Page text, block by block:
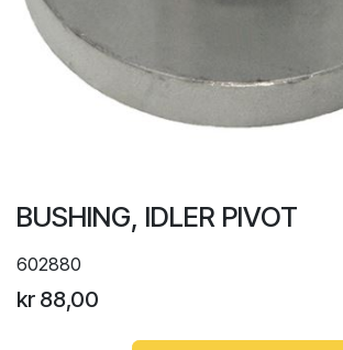
BUSHING, IDLER PIVOT
602880
kr 88,00